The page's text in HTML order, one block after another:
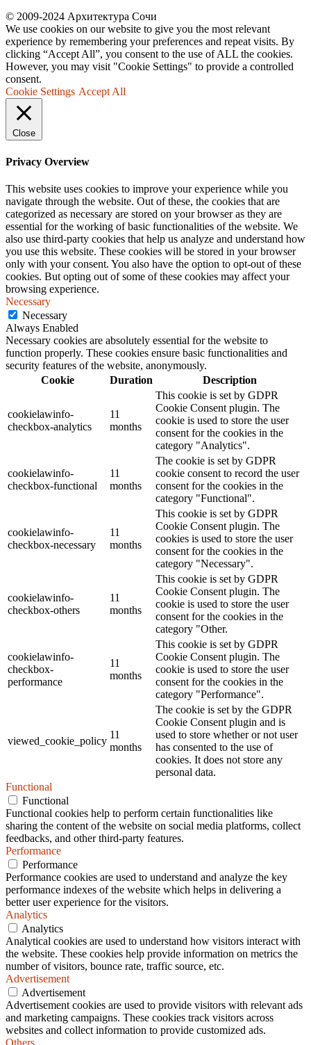
© 2009-2024 Архитектура Сочи
We use cookies on our website to give you the most relevant
experience by remembering your preferences and repeat visits. By
clicking “Accept All”, you consent to the use of ALL the cookies.
However, you may visit "Cookie Settings" to provide a controlled
consent.
Cookie Settings Accept All
Close
Privacy Overview
This website uses cookies to improve your experience while you
navigate through the website. Out of these, the cookies that are
categorized as necessary are stored on your browser as they are
essential for the working of basic functionalities of the website. We
also use third-party cookies that help us analyze and understand how
you use this website. These cookies will be stored in your browser
only with your consent. You also have the option to opt-out of these
cookies. But opting out of some of these cookies may affect your
browsing experience.
Necessary
Necessary
Always Enabled
Necessary cookies are absolutely essential for the website to
function properly. These cookies ensure basic functionalities and
security features of the website, anonymously.
Cookie
Duration Description
cookielawinfo-
checkbox-analytics
11
months
This cookie is set by GDPR
Cookie Consent plugin. The
cookie is used to store the user
consent for the cookies in the
category "Analytics".
cookielawinfo-
checkbox-functional
11
months
The cookie is set by GDPR
cookie consent to record the user
consent for the cookies in the
category "Functional".
cookielawinfo-
checkbox-necessary
11
months
This cookie is set by GDPR
Cookie Consent plugin. The
cookies is used to store the user
consent for the cookies in the
category "Necessary".
cookielawinfo-
checkbox-others
11
months
This cookie is set by GDPR
Cookie Consent plugin. The
cookie is used to store the user
consent for the cookies in the
category "Other.
cookielawinfo-
checkbox-
performance
11
months
This cookie is set by GDPR
Cookie Consent plugin. The
cookie is used to store the user
consent for the cookies in the
category "Performance".
viewed_cookie_policy
11
months
The cookie is set by the GDPR
Cookie Consent plugin and is
used to store whether or not user
has consented to the use of
cookies. It does not store any
personal data.
Functional
Functional
Functional cookies help to perform certain functionalities like
sharing the content of the website on social media platforms, collect
feedbacks, and other third-party features.
Performance
Performance
Performance cookies are used to understand and analyze the key
performance indexes of the website which helps in delivering a
better user experience for the visitors.
Analytics
Analytics
Analytical cookies are used to understand how visitors interact with
the website. These cookies help provide information on metrics the
number of visitors, bounce rate, traffic source, etc.
Advertisement
Advertisement
Advertisement cookies are used to provide visitors with relevant ads
and marketing campaigns. These cookies track visitors across
websites and collect information to provide customized ads.
Others